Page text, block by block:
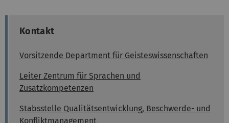
Kontakt
Vorsitzende Department für Geisteswissenschaften
Leiter Zentrum für Sprachen und
Zusatzkompetenzen
Stabsstelle Qualitätsentwicklung, Beschwerde- und
Konfliktmanagement